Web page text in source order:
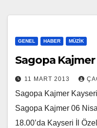
GENEL HABER MÜZIK
Sagopa
11 MART 2013
Sagopa Kajmer Kayseri
Sagopa Kajmer 06
18.00’da Kayseri İl